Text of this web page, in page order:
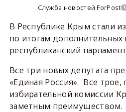
Служба новостей ForPost
В Республике Крым стали
по итогам
республиканский
Все три новых депутата
«Единая Россия». Все
избирательной комиссии
заметным преимуществом.